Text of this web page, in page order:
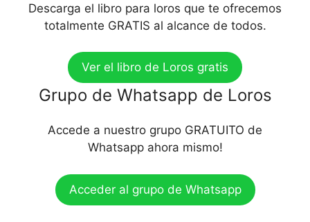
Descarga el libro para loros que te ofrecemos
totalmente GRATIS al alcance de todos.
Ver el libro de Loros gratis
Grupo de Whatsapp de Loros
Accede a nuestro grupo GRATUITO de
Whatsapp ahora mismo!
Acceder al grupo de Whatsapp